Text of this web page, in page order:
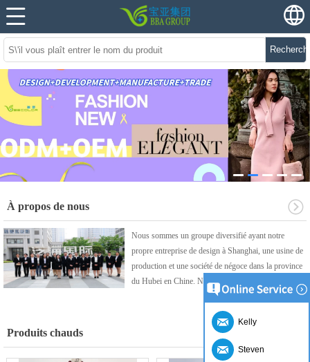
À propos de nous
Nous sommes un groupe diversifié ayant notre
propre entreprise de design à Shanghai, une usine de
production et une société de négoce dans la province
du Hubei en Chine. Notre des ...
Produits chauds
Kelly
Steven